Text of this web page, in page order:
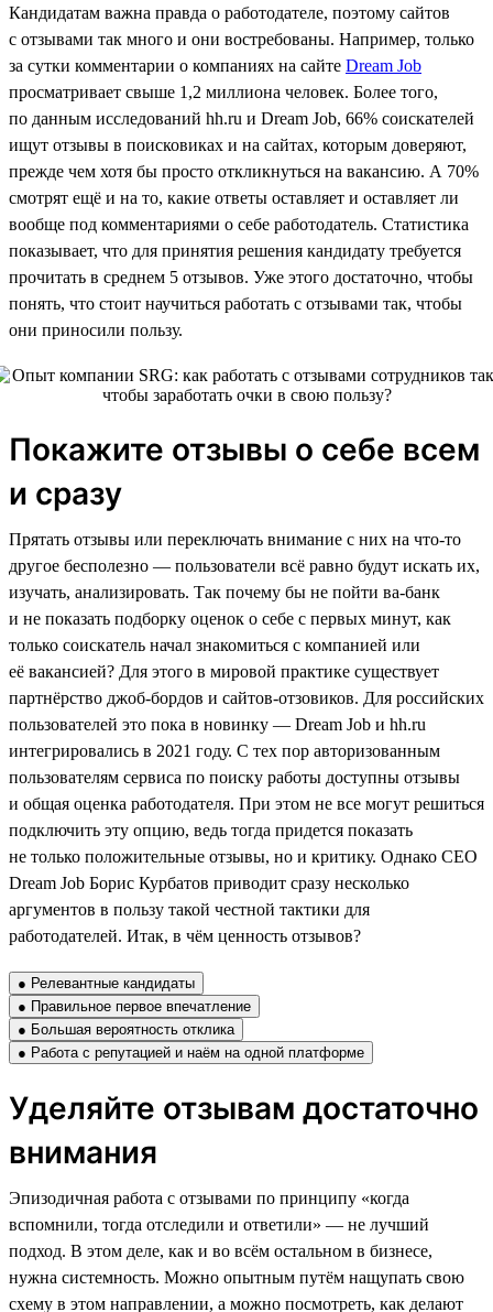
Кандидатам важна правда о работодателе, поэтому сайтов
с отзывами так много и они востребованы. Например, только
за сутки комментарии о компаниях на сайте Dream Job
просматривает свыше 1,2 миллиона человек. Более того,
по данным исследований hh.ru и Dream Job, 66% соискателей
ищут отзывы в поисковиках и на сайтах, которым доверяют,
прежде чем хотя бы просто откликнуться на вакансию. А 70%
смотрят ещё и на то, какие ответы оставляет и оставляет ли
вообще под комментариями о себе работодатель. Статистика
показывает, что для принятия решения кандидату требуется
прочитать в среднем 5 отзывов. Уже этого достаточно, чтобы
понять, что стоит научиться работать с отзывами так, чтобы
они приносили пользу.
Покажите отзывы о себе всем
и сразу
Прятать отзывы или переключать внимание с них на что-то
другое бесполезно — пользователи всё равно будут искать их,
изучать, анализировать. Так почему бы не пойти ва-банк
и не показать подборку оценок о себе с первых минут, как
только соискатель начал знакомиться с компанией или
её вакансией? Для этого в мировой практике существует
партнёрство джоб-бордов и сайтов-отзовиков. Для российских
пользователей это пока в новинку — Dream Job и hh.ru
интегрировались в 2021 году. С тех пор авторизованным
пользователям сервиса по поиску работы доступны отзывы
и общая оценка работодателя. При этом не все могут решиться
подключить эту опцию, ведь тогда придется показать
не только положительные отзывы, но и критику. Однако CEO
Dream Job Борис Курбатов приводит сразу несколько
аргументов в пользу такой честной тактики для
работодателей. Итак, в чём ценность отзывов?
● Релевантные кандидаты
● Правильное первое впечатление
● Большая вероятность отклика
● Работа с репутацией и наём на одной платформе
Уделяйте отзывам достаточно
внимания
Эпизодичная работа с отзывами по принципу «когда
вспомнили, тогда отследили и ответили» — не лучший
подход. В этом деле, как и во всём остальном в бизнесе,
нужна системность. Можно опытным путём нащупать свою
схему в этом направлении, а можно посмотреть, как делают